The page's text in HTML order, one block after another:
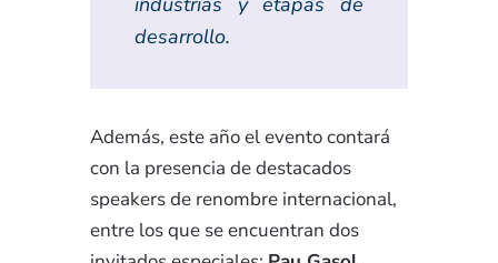
desarrollo.
Además, este año el evento contará
con la presencia de destacados
speakers de renombre internacional,
entre los que se encuentran dos